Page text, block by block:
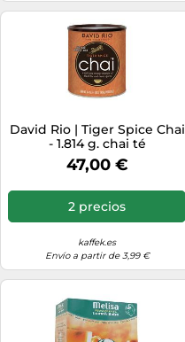
David Rio | Tiger Spice Chai
- 1.814 g. chai té
47,00 €
2 precios
kaffek.es
Envío a partir de 3,99 €